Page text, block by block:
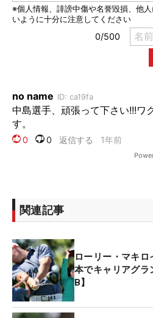
関連記事
ローリー・マキ
本でキャリアグ
B】